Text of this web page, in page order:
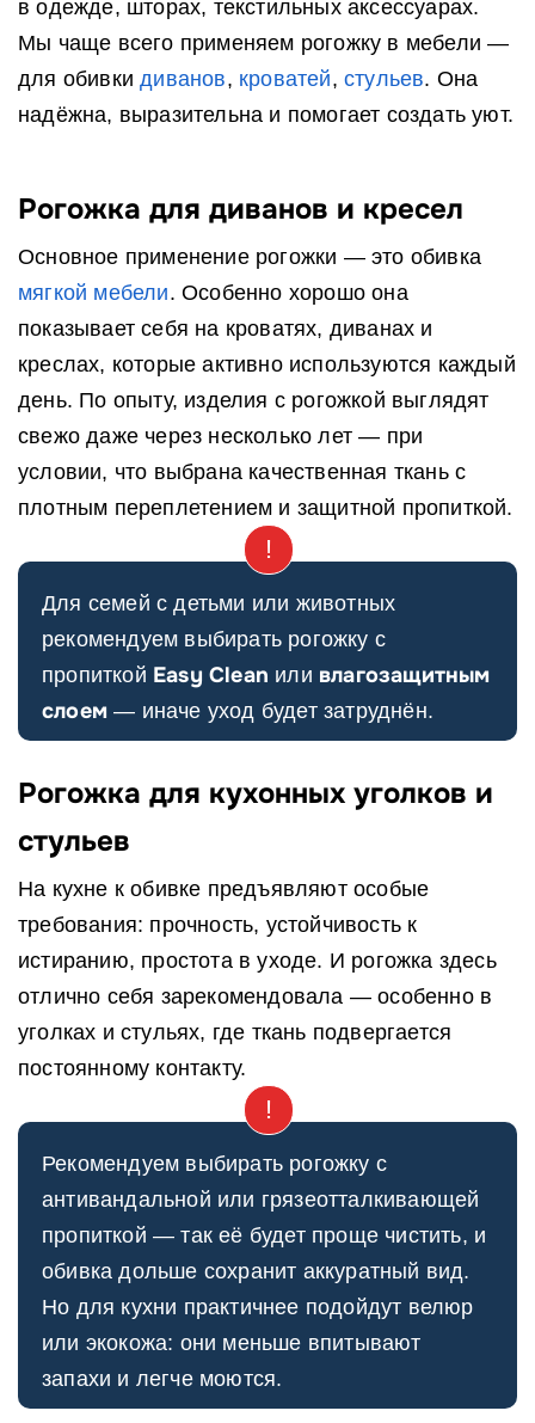
в одежде, шторах, текстильных аксессуарах.
Мы чаще всего применяем рогожку в мебели —
для обивкидиванов, кроватей,стульев. Она
надёжна, выразительна и помогает создать уют.
Рогожка для диванов и кресел
Основное применение рогожки — это обивка
мягкой мебели. Особенно хорошо она
показывает себя на кроватях, диванах и
креслах, которые активно используются каждый
день. По опыту, изделия с рогожкой выглядят
свежо даже через несколько лет — при
условии, что выбрана качественная ткань с
плотным переплетением и защитной пропиткой.
Для семей с детьми или животных
рекомендуем выбирать рогожку с
пропиткой Easy Clean или влагозащитным
слоем — иначе уход будет затруднён.
Рогожка для кухонных уголков и
стульев
На кухне к обивке предъявляют особые
требования: прочность, устойчивость к
истиранию, простота в уходе. И рогожка здесь
отлично себя зарекомендовала — особенно в
уголках и стульях, где ткань подвергается
постоянному контакту.
Рекомендуем выбирать рогожку с
антивандальной или грязеотталкивающей
пропиткой — так её будет проще чистить, и
обивка дольше сохранит аккуратный вид.
Но для кухни практичнее подойдут велюр
или экокожа: они меньше впитывают
запахи и легче моются.